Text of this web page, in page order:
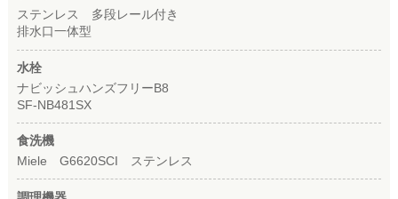
ステンレス 多段レール付き
排水口一体型
水栓
ナビッシュハンズフリーB8
SF-NB481SX
食洗機
Miele G6620SCI ステンレス